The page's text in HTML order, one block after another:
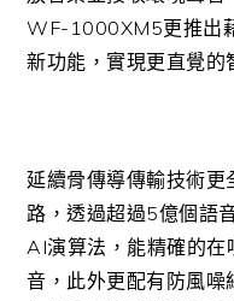
WF-1000XM5更推出
新功能，實現更直覺的
延續骨傳導傳輸技術
路，透過超過5億個語
AI演算法，能精確的在
音，此外更配有防風噪